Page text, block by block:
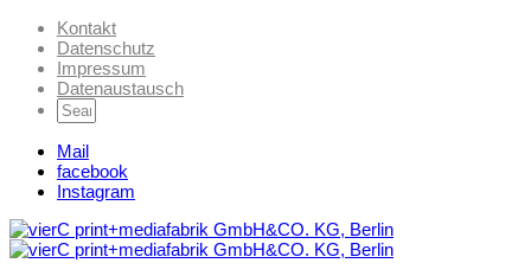
Kontakt
Datenschutz
Impressum
Datenaustausch
Mail
facebook
Instagram